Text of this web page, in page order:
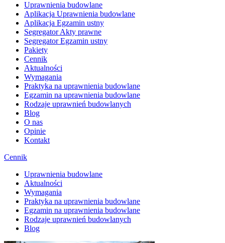
Uprawnienia budowlane
Aplikacja Uprawnienia budowlane
Aplikacja Egzamin ustny
Segregator Akty prawne
Segregator Egzamin ustny
Pakiety
Cennik
Aktualności
Wymagania
Praktyka na uprawnienia budowlane
Egzamin na uprawnienia budowlane
Rodzaje uprawnień budowlanych
Blog
O nas
Opinie
Kontakt
Cennik
Uprawnienia budowlane
Aktualności
Wymagania
Praktyka na uprawnienia budowlane
Egzamin na uprawnienia budowlane
Rodzaje uprawnień budowlanych
Blog